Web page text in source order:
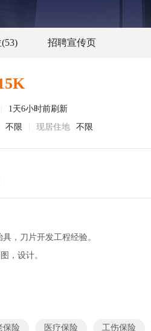
(53) 招聘宣传页
1天6小时前刷新
不限 现居住地 不限
，刀片开发工程经验。
，设计。
保险 医疗保险 工伤保险